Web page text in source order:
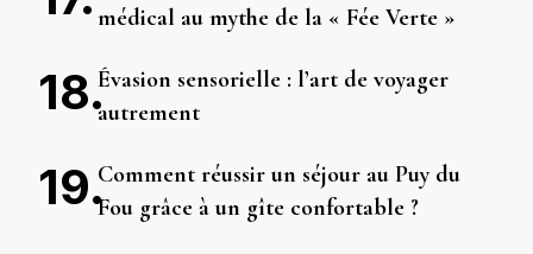
médical au mythe de la « Fée Verte »
Évasion sensorielle : l’art de voyager
autrement
Comment réussir un séjour au Puy du
Fou grâce à un gîte confortable ?